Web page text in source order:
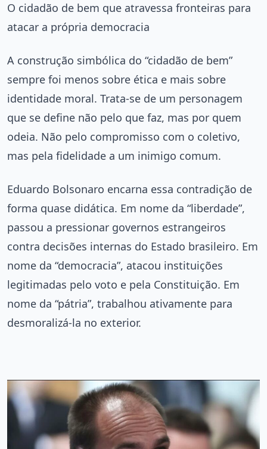
O cidadão de bem que atravessa fronteiras para
atacar a própria democracia
A construção simbólica do “cidadão de bem”
sempre foi menos sobre ética e mais sobre
identidade moral. Trata-se de um personagem
que se define não pelo que faz, mas por quem
odeia. Não pelo compromisso com o coletivo,
mas pela fidelidade a um inimigo comum.
Eduardo Bolsonaro encarna essa contradição de
forma quase didática. Em nome da “liberdade”,
passou a pressionar governos estrangeiros
contra decisões internas do Estado brasileiro. Em
nome da “democracia”, atacou instituições
legitimadas pelo voto e pela Constituição. Em
nome da “pátria”, trabalhou ativamente para
desmoralizá-la no exterior.